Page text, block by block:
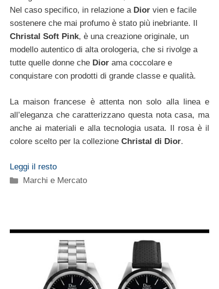
Nel caso specifico, in relazione a Dior vien e facile
sostenere che mai profumo è stato più inebriante. Il
Christal Soft Pink, è una creazione originale, un
modello autentico di alta orologeria, che si rivolge a
tutte quelle donne che Dior ama coccolare e
conquistare con prodotti di grande classe e qualità.
La maison francese è attenta non solo alla linea e
all’eleganza che caratterizzano questa nota casa, ma
anche ai materiali e alla tecnologia usata. Il rosa è il
colore scelto per la collezione Christal di Dior.
Leggi il resto
Categorie
Marchi e Mercato